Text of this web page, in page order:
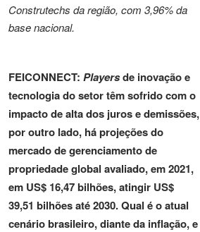
Construtechs da região, com 3,96% da
base nacional.
FEICONNECT: Playersde inovação e
tecnologia do setor têm sofrido com o
impacto de alta dos juros e demissões,
por outro lado, há projeções do
mercado de gerenciamento de
propriedade global avaliado, em 2021,
em US$ 16,47 bilhões, atingir US$
39,51 bilhões até 2030. Qual é o atual
cenário brasileiro, diante da inflação, e